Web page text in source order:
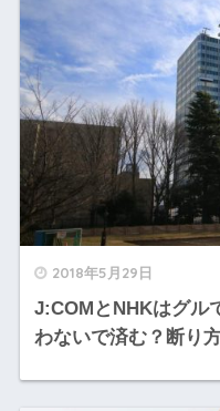
2018年5月29日
J:COMとNHKはグル
わないで済む？断り